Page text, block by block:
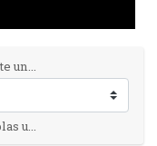
← Krājas kopšanas cirte un jaunaudžu kopšana pielietojot mazgabarīta tehniku (3)
Rokasgrāmata "Rentablas un ilgstpējīgas mežizstrādes metode" →